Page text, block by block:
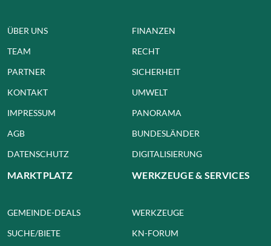
ÜBER UNS
TEAM
PARTNER
KONTAKT
IMPRESSUM
AGB
DATENSCHUTZ
FINANZEN
RECHT
SICHERHEIT
UMWELT
PANORAMA
BUNDESLÄNDER
DIGITALISIERUNG
MARKTPLATZ
GEMEINDE-DEALS
SUCHE/BIETE
WERKZEUGE & SERVICES
WERKZEUGE
KN-FORUM